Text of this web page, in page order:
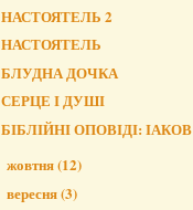
НАСТОЯТЕЛЬ 2
НАСТОЯТЕЛЬ
БЛУДНА ДОЧКА
СЕРЦЕ І ДУШІ
БІБЛІЙНІ ОПОВІДІ: ІАКОВ
жовтня(12)
вересня(3)